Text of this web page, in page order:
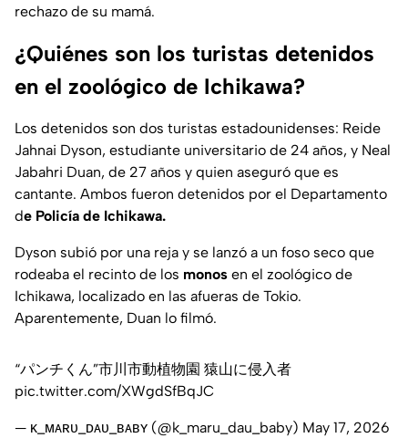
rechazo de su mamá.
¿Quiénes son los turistas detenidos
en el zoológico de Ichikawa?
Los detenidos son dos turistas estadounidenses: Reide
Jahnai Dyson, estudiante universitario de 24 años, y Neal
Jabahri Duan, de 27 años y quien aseguró que es
cantante. Ambos fueron detenidos por el Departamento
de Policía de Ichikawa.
Dyson subió por una reja y se lanzó a un foso seco que
rodeaba el recinto de los monos en el zoológico de
Ichikawa, localizado en las afueras de Tokio.
Aparentemente, Duan lo filmó.
“パンチくん”市川市動植物園 猿山に侵入者
pic.twitter.com/XWgdSfBqJC
— ᴋ_ᴍᴀʀᴜ_ᴅᴀᴜ_ʙᴀʙʏ (@k_maru_dau_baby) May 17, 2026